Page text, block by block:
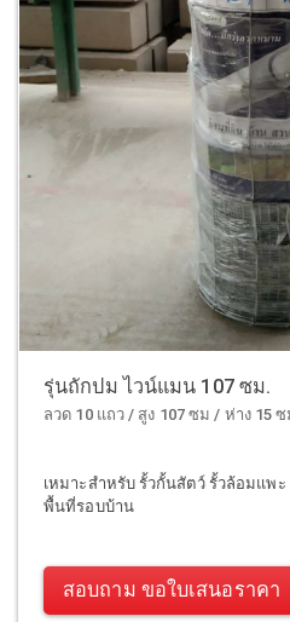
รุ่นถักปม ไวน์แมน 107 ซม.
ลวด 10 แถว / สูง 107 ซม / ห่าง 15 ซ
เหมาะสำหรับ รั้วกั้นสัตว์ รั้วล้อมแพ
พื้นที่รอบบ้าน
สอบถาม ขอใบเสนอราคา